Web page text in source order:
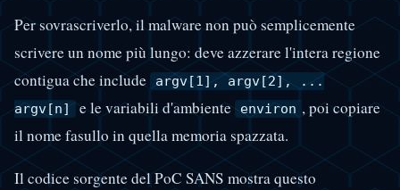
Per sovrascriverlo, il malware non può semplicemente
scrivere un nome più lungo: deve azzerare l'intera regione
contigua che include argv[1], argv[2], ...
argv[n] e le variabili d'ambiente environ , poi copiare
il nome fasullo in quella memoria spazzata.
Il codice sorgente del PoC SANS mostra questo